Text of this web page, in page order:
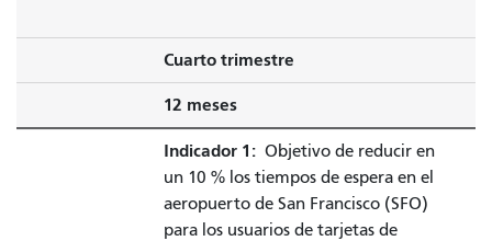
Cuarto trimestre
12 meses
Indicador 1: Objetivo de reducir en
un 10 % los tiempos de espera en el
aeropuerto de San Francisco (SFO)
para los usuarios de tarjetas de